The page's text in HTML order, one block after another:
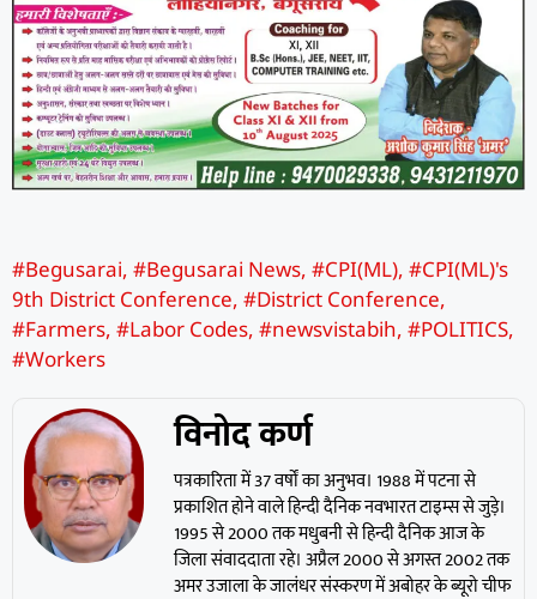
#Begusarai, #Begusarai News, #CPI(ML), #CPI(ML)'s
9th District Conference, #District Conference,
#Farmers, #Labor Codes, #newsvistabih, #POLITICS,
#Workers
विनोद कर्ण
पत्रकारिता में 37 वर्षों का अनुभव। 1988 में पटना से
प्रकाशित होने वाले हिन्दी दैनिक नवभारत टाइम्स से जुड़े।
1995 से 2000 तक मधुबनी से हिन्दी दैनिक आज के
जिला संवाददाता रहे। अप्रैल 2000 से अगस्त 2002 तक
अमर उजाला के जालंधर संस्करण में अबोहर के ब्यूरो चीफ